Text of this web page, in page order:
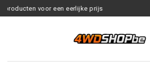
prijs